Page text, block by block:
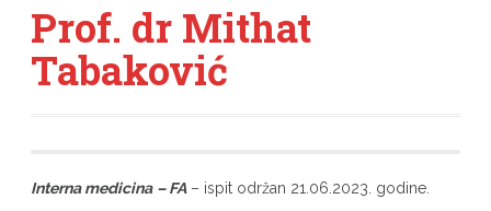
Prof. dr Mithat
Tabaković
Interna medicina – FA – ispit održan 21.06.2023. godine.